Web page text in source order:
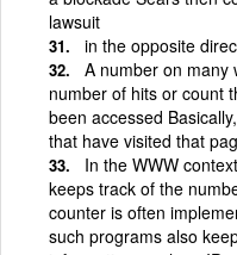
lawsuit
in the opposite
A number on many
number of hits or count
been accessed
that have visited that
In the WWW
keeps track of the
counter is often
such programs also